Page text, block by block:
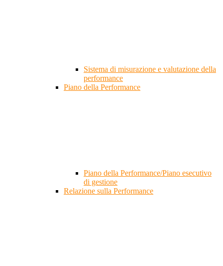
Sistema di misurazione e valutazione della
performance
Piano della Performance
Piano della Performance/Piano esecutivo
di gestione
Relazione sulla Performance